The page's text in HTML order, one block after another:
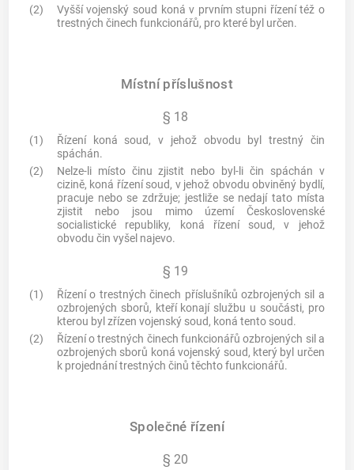
(2)
Vyšší vojenský soud koná v prvním stupni řízení též o
trestných činech funkcionářů, pro které byl určen.
Místní příslušnost
§ 18
(1) Řízení koná soud, v jehož obvodu byltrestný čin
spáchán.
(2)
Nelze-li místo činu zjistit nebo byl-li čin spáchán v
cizině, koná řízení soud, v jehož obvodu obviněný bydlí,
pracuje nebo se zdržuje; jestliže se nedají tato místa
zjistit nebo jsou mimo území Československé
socialistické republiky, koná řízení soud, v jehož
obvodu čin vyšel najevo.
§ 19
(1) Řízení o trestných činech příslušníků ozbrojených sil a
ozbrojených sborů, kteří konají službu u součásti, pro
kterou byl zřízen vojenský soud, koná tento soud.
(2)
Řízení otrestných činech funkcionářů ozbrojených sil a
ozbrojených sborů koná vojenský soud, který byl určen
k projednánítrestných činů těchto funkcionářů.
Společné řízení
§ 20